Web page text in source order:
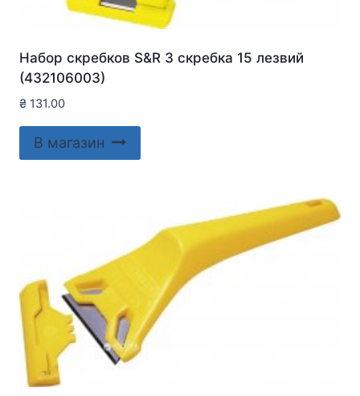
Набор скребков S&R 3 скребка 15 лезвий
(432106003)
₴ 131.00
В магазин